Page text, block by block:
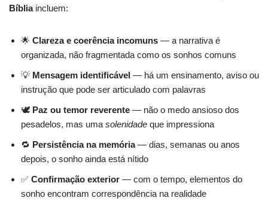
Bíbliaincluem:
🌟 Clareza e coerência incomuns — a narrativa é
organizada, não fragmentada como os sonhos comuns
💡 Mensagem identificável — há um ensinamento, aviso ou
instrução que pode ser articulado com palavras
🕊️ Paz ou temor reverente — não o medo ansioso dos
pesadelos, mas uma solenidade que impressiona
🔁 Persistência na memória— dias, semanas ou anos
depois, o sonho ainda está nítido
✅ Confirmação exterior — com o tempo, elementos do
sonho encontram correspondência na realidade